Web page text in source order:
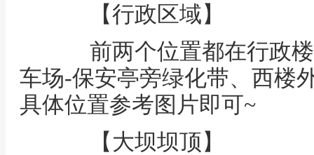
【行政区域】
前两个位置都在行政楼
车场-保安亭旁绿化带、西楼
具体位置参考图片即可~
【大坝坝顶】